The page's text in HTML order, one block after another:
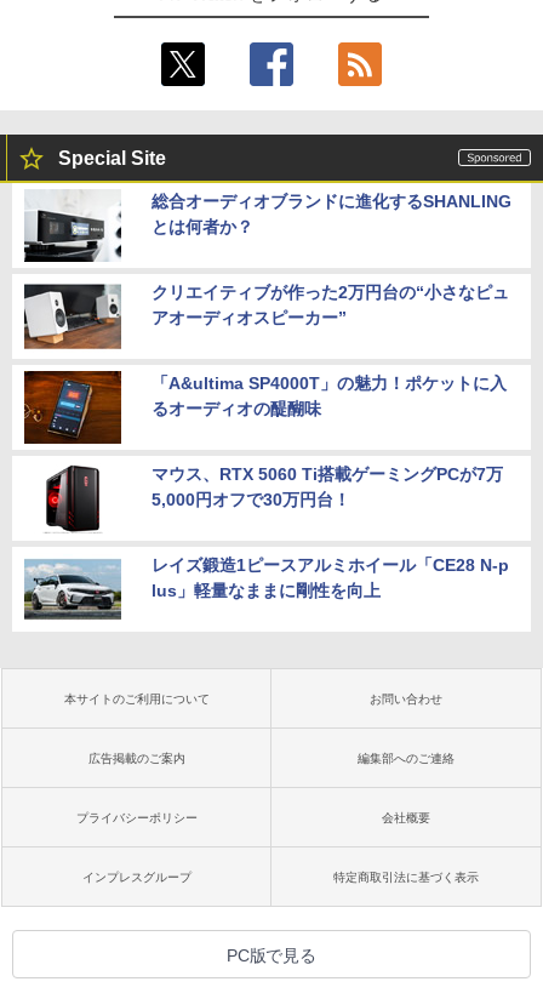
Special Site
総合オーディオブランドに進化するSHANLING
とは何者か？
クリエイティブが作った2万円台の“小さなピュ
アオーディオスピーカー”
「A&ultima SP4000T」の魅力！ポケットに入
るオーディオの醍醐味
マウス、RTX 5060 Ti搭載ゲーミングPCが7万
5,000円オフで30万円台！
レイズ鍛造1ピースアルミホイール「CE28 N-p
lus」軽量なままに剛性を向上
本サイトのご利用について お問い合わせ
広告掲載のご案内 編集部へのご連絡
プライバシーポリシー 会社概要
インプレスグループ 特定商取引法に基づく表示
PC版で見る